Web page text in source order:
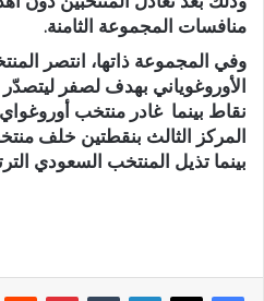
منافسات المجموعة الثامنة.
وفي المجموعة ذاتها، انتصر
نقاط بينما غادر منتخب
بينما تذيل المنتخب السعودي